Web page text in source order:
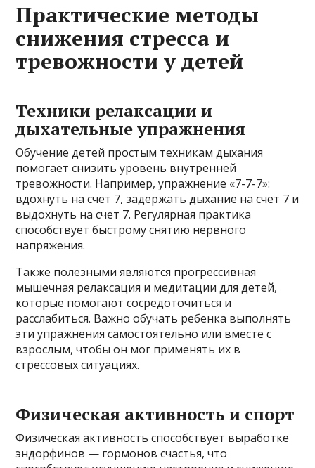
Практические методы
снижения стресса и
тревожности у детей
Техники релаксации и
дыхательные упражнения
Обучение детей простым техникам дыхания
помогает снизить уровень внутренней
тревожности. Например, упражнение «7-7-7»:
вдохнуть на счет 7, задержать дыхание на счет 7 и
выдохнуть на счет 7. Регулярная практика
способствует быстрому снятию нервного
напряжения.
Также полезными являются прогрессивная
мышечная релаксация и медитации для детей,
которые помогают сосредоточиться и
расслабиться. Важно обучать ребенка выполнять
эти упражнения самостоятельно или вместе с
взрослым, чтобы он мог применять их в
стрессовых ситуациях.
Физическая активность и спорт
Физическая активность способствует выработке
эндорфинов — гормонов счастья, что